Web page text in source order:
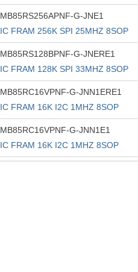
MB85RS256APNF-G-JNE1
IC FRAM 256K SPI 25MHZ 8SOP
MB85RS128BPNF-G-JNERE1
IC FRAM 128K SPI 33MHZ 8SOP
MB85RC16VPNF-G-JNN1ERE1
IC FRAM 16K I2C 1MHZ 8SOP
MB85RC16VPNF-G-JNN1E1
IC FRAM 16K I2C 1MHZ 8SOP